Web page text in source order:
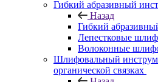
Гибкий абразивный
Назад
Гибкий
Лепестковые
Волоконные
Шлифовальный
органической связках